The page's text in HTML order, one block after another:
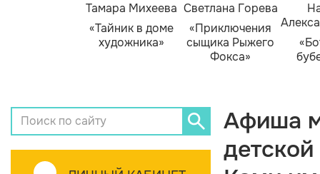
Тамара Михеева
«Тайник в доме
художника»
Светлана Горева
«Приключения
сыщика Рыжего
Фокса»
Афиша